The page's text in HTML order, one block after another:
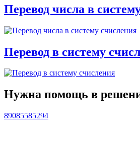
Перевод числа в
Перевод в систему
Нужна помощь в
89085585294